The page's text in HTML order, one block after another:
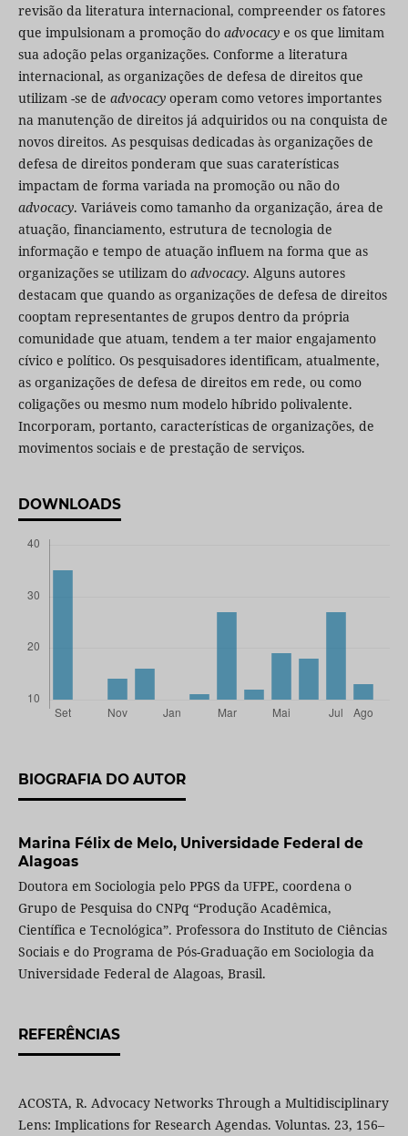
revisão da literatura internacional, compreender os fatores
que impulsionam a promoção do advocacye os que limitam
sua adoção pelas organizações. Conforme a literatura
internacional, as organizações de defesa de direitos que
utilizam -se de advocacyoperam como vetores importantes
na manutenção de direitos já adquiridos ou na conquista de
novos direitos. As pesquisas dedicadas às organizações de
defesa de direitos ponderam que suas caraterísticas
impactam de forma variada na promoção ou não do
advocacy. Variáveis como tamanho da organização, área de
atuação, financiamento, estrutura de tecnologia de
informação e tempo de atuação influem na forma que as
organizações se utilizam do advocacy. Alguns autores
destacam que quando as organizações de defesa de direitos
cooptam representantes de grupos dentro da própria
comunidade que atuam, tendem a ter maior engajamento
cívico e político. Os pesquisadores identificam, atualmente,
as organizações de defesa de direitos em rede, ou como
coligações ou mesmo num modelo híbrido polivalente.
Incorporam, portanto, características de organizações, de
movimentos sociais e de prestação de serviços.
DOWNLOADS
BIOGRAFIA DO AUTOR
Marina Félix de Melo, Universidade Federal de
Alagoas
Doutora em Sociologia pelo PPGS da UFPE, coordena o
Grupo de Pesquisa do CNPq “Produção Acadêmica,
Científica e Tecnológica”. Professora do Instituto de Ciências
Sociais e do Programa de Pós-Graduação em Sociologia da
Universidade Federal de Alagoas, Brasil.
REFERÊNCIAS
ACOSTA, R. Advocacy Networks Through a Multidisciplinary
Lens: Implications for Research Agendas. Voluntas. 23, 156–